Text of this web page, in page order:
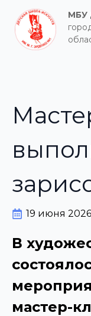
МБУ
19 июня 2026
В
мастер-